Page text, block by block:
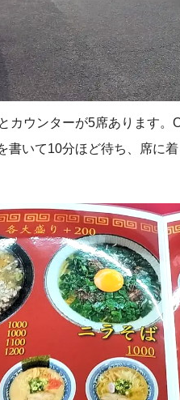
カウンターが5席あります
書いて10分ほど待ち、席に着